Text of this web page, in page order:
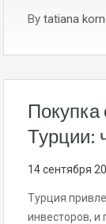
By tatiana
Покупка
Турции:
14 сентября
Турция
инвесторов, и